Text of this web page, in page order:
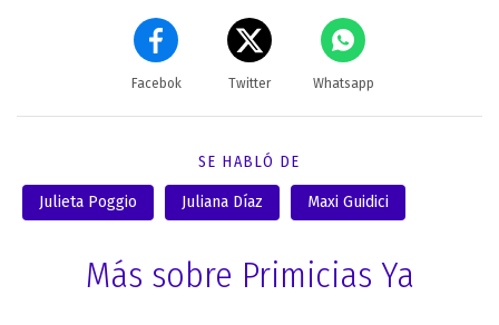
Facebok Twitter Whatsapp
SE HABLÓ DE
Julieta Poggio Juliana Díaz Maxi Guidici
Más sobre Primicias Ya